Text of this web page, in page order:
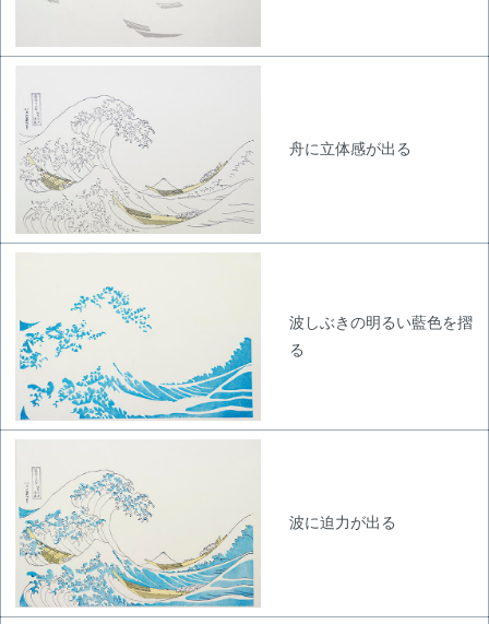
舟に立体感が出る
波しぶきの明るい藍色を摺
る
波に迫力が出る